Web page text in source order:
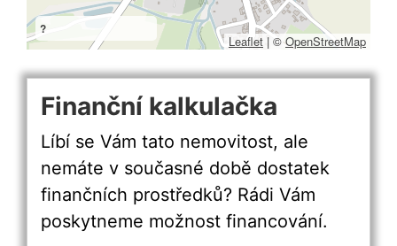
?
Leaflet | ©OpenStreetMap
Finanční kalkulačka
Líbí se Vám tato nemovitost, ale
nemáte v současné době dostatek
finančních prostředků? Rádi Vám
poskytneme možnost financování.